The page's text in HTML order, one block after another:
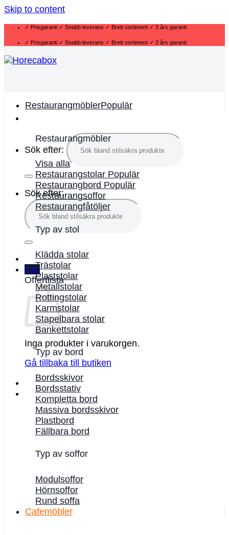
Skip to content
✓ Prisgaranti ✓ Snabb leverans ✓ Brett sortiment ✓ 3 års garanti
✓ Prisgaranti ✓ Snabb leverans ✓ Brett sortiment ✓ 3 års garanti
Sök efter:
Sök efter:
0 kr
Offertlista
Inga produkter i varukorgen.
Gå tillbaka till butiken
Restaurangmöbler
Restaurangmöbler
Visa alla
Restaurangstolar
Restaurangbord
Restaurangsoffor
Restaurangfåtöljer
Typ av stol
Klädda stolar
Trästolar
Plaststolar
Metallstolar
Rottingstolar
Karmstolar
Stapelbara stolar
Bankettstolar
Typ av bord
Bordsskivor
Bordsstativ
Kompletta bord
Massiva bordsskivor
Plastbord
Fällbara bord
Typ av soffor
Modulsoffor
Hörnsoffor
Rund soffa
Cafemöbler